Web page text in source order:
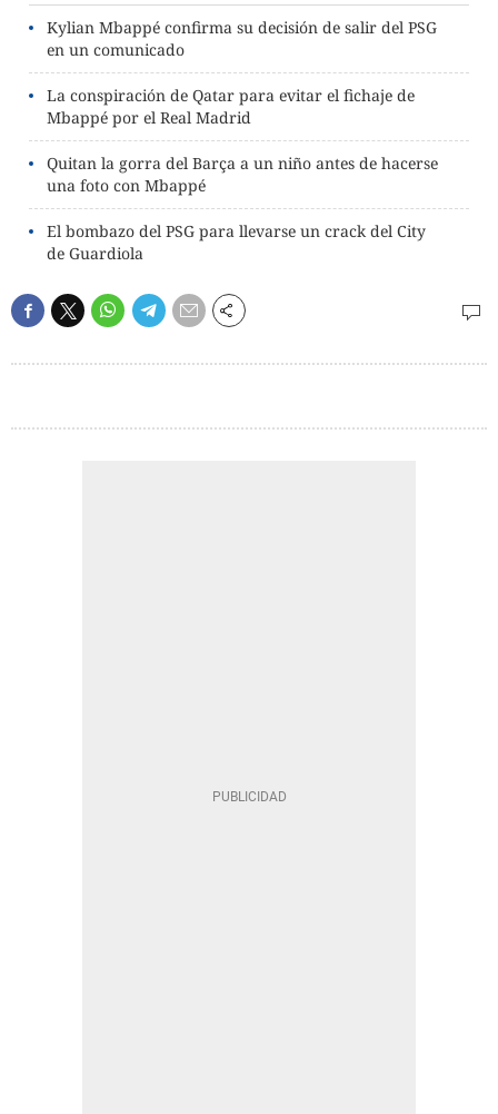
Kylian Mbappé confirma su decisión de salir del PSG
en un comunicado
La conspiración de Qatar para evitar el fichaje de
Mbappé por el Real Madrid
Quitan la gorra del Barça a un niño antes de hacerse
una foto con Mbappé
El bombazo del PSG para llevarse un crack del City
de Guardiola